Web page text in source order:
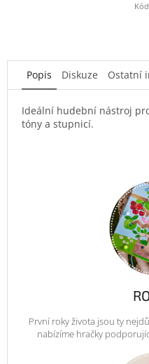
Popis Diskuze Ostatní
Ideální hudební nástroj
tóny a stupnicí.
První roky života jsou ty
nabízíme hračky